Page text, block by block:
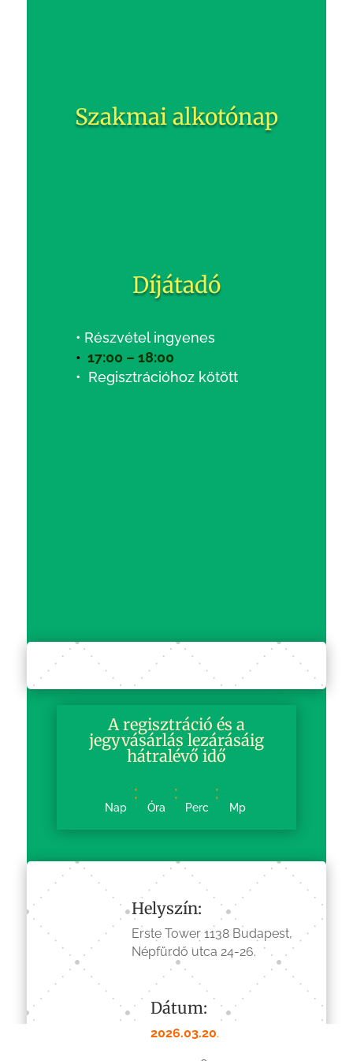
Szakmai alkotónap
Díjátadó
• Részvétel ingyenes
• 17:00 – 18:00
• Regisztrációhoz kötött
A regisztráció és a
jegyvásárlás lezárásáig
hátralévő idő
Nap
:
Óra
:
Perc
:
Mp
Helyszín:
Erste Tower 1138 Budapest,
Népfürdő utca 24-26.
Dátum:
2026.03.20.